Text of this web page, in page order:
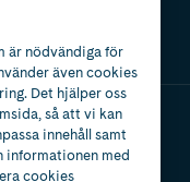
är nödvändiga för
även cookies
Det hjälper oss
så att vi kan
innehåll samt
informationen med
cookies